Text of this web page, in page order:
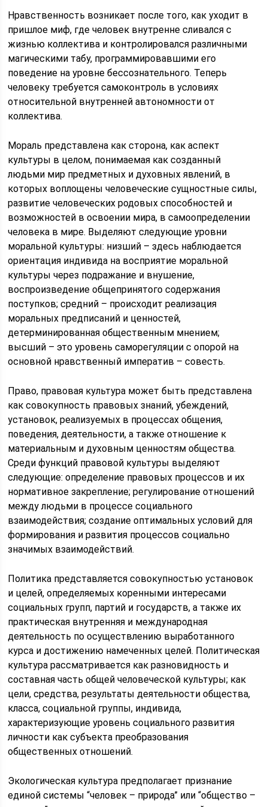
Нравственность возникает после того, как уходит в
пришлое миф, где человек внутренне сливался с
жизнью коллектива и контролировался различными
магическими табу, программировавшими его
поведение на уровне бессознательного. Теперь
человеку требуется самоконтроль в условиях
относительной внутренней автономности от
коллектива.
Мораль представлена как сторона, как аспект
культуры в целом, понимаемая как созданный
людьми мир предметных и духовных явлений, в
которых воплощены человеческие сущностные силы,
развитие человеческих родовых способностей и
возможностей в освоении мира, в самоопределении
человека в мире. Выделяют следующие уровни
моральной культуры: низший – здесь наблюдается
ориентация индивида на восприятие моральной
культуры через подражание и внушение,
воспроизведение общепринятого содержания
поступков; средний – происходит реализация
моральных предписаний и ценностей,
детерминированная общественным мнением;
высший – это уровень саморегуляции с опорой на
основной нравственный императив – совесть.
Право, правовая культура может быть представлена
как совокупность правовых знаний, убеждений,
установок, реализуемых в процессах общения,
поведения, деятельности, а также отношение к
материальным и духовным ценностям общества.
Среди функций правовой культуры выделяют
следующие: определение правовых процессов и их
нормативное закрепление; регулирование отношений
между людьми в процессе социального
взаимодействия; создание оптимальных условий для
формирования и развития процессов социально
значимых взаимодействий.
Политика представляется совокупностью установок
и целей, определяемых коренными интересами
социальных групп, партий и государств, а также их
практическая внутренняя и международная
деятельность по осуществлению выработанного
курса и достижению намеченных целей. Политическая
культура рассматривается как разновидность и
составная часть общей человеческой культуры; как
цели, средства, результаты деятельности общества,
класса, социальной группы, индивида,
характеризующие уровень социального развития
личности как субъекта преобразования
общественных отношений.
Экологическая культура предполагает признание
единой системы “человек – природа” или “общество –